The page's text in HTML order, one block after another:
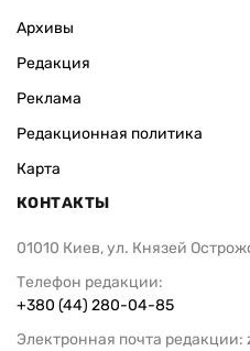
Архивы
Редакция
Реклама
Редакционная политика
Карта
КОНТАКТЫ
01010 Киев, ул. Князей
Телефон редакции:
+380 (44) 280-04-85
Электронная почта редакции: